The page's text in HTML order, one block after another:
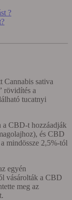
?
Cannabis sativa
rövidítés a
tucatnyi
a CBD-t hozzáadják
és CBD
mindössze 2,5%-tól
egyén
vásárolták a CBD
meg az